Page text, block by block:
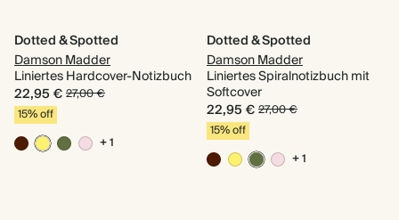
Dotted & Spotted
Damson Madder
Liniertes Hardcover-Notizbuch
22,95 €27,00 €
15% off
+ 1
Dotted & Spotted
Damson Madder
Liniertes Spiralnotizbuch mit
Softcover
22,95 €27,00 €
15% off
+ 1